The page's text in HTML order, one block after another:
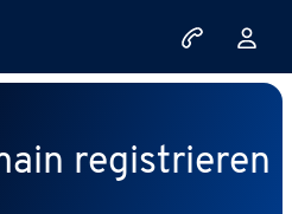
registrieren